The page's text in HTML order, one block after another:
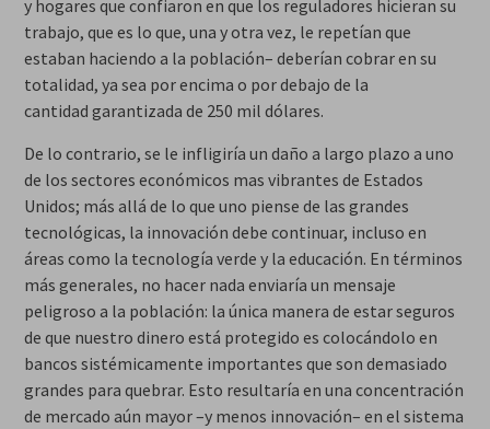
y hogares que confiaron en que los reguladores hicieran su
trabajo, que es lo que, una y otra vez, le repetían que
estaban haciendo a la población– deberían cobrar en su
totalidad, ya sea por encima o por debajo de la
cantidad garantizada de 250 mil dólares.
De lo contrario, se le infligiría un daño a largo plazo a uno
de los sectores económicos mas vibrantes de Estados
Unidos; más allá de lo que uno piense de las grandes
tecnológicas, la innovación debe continuar, incluso en
áreas como la tecnología verde y la educación. En términos
más generales, no hacer nada enviaría un mensaje
peligroso a la población: la única manera de estar seguros
de que nuestro dinero está protegido es colocándolo en
bancos sistémicamente importantes que son demasiado
grandes para quebrar. Esto resultaría en una concentración
de mercado aún mayor –y menos innovación– en el sistema